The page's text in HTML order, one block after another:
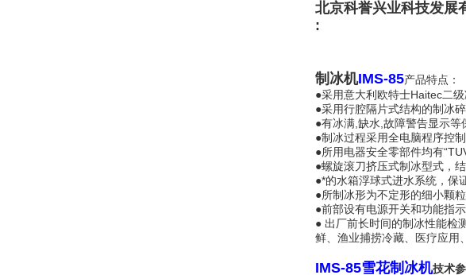
北京科誉兴业科技发展
:
制冰机IMS-85产品特点：
●采用意大利欧特士Haitec二
●采用行腔隔片式结构的制冰
●有冰满,缺水,故障警告显示等
●制冰过程采用全电脑程序控
●所用电器安全零部件均有
●螺旋滚刀挤压式制冰型式，
●*的水箱浮球式进水系统，保
●所制冰形为不定形的细小颗
●前部设有电源开关和功能指
● 出厂前长时间的制冰性能检
鲜、渔业捕捞冷藏、医疗应用
IMS-85雪花制冰机技术参